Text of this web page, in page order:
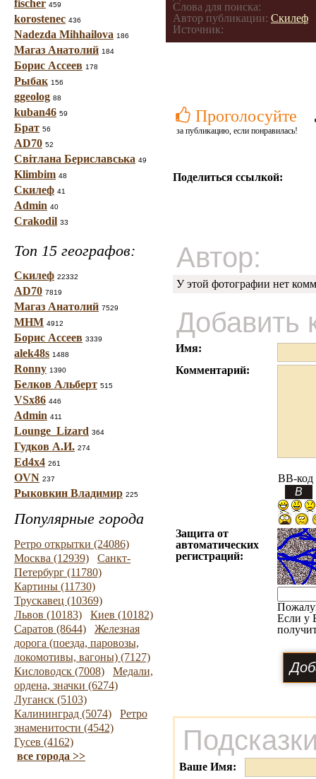
fischer 459
korostenec 436
Nadezda Mihhailova 186
Магаз Анатолий 184
Борис Ассеев 178
Рыбак 156
ggeolog 88
kuban46 59
Брат 56
AD70 52
Світлана Бериславська 49
Klimbim 48
Скилеф 41
Admin 40
Crakodil 33
Топ 15 географов:
Скилеф 22332
AD70 7819
Магаз Анатолий 7529
МНМ 4912
Борис Ассеев 3339
alek48s 1488
Ronny 1390
Белков Альберт 515
VSx86 446
Admin 411
Lounge_Lizard 364
Гудков А.И. 274
Ed4x4 261
OVN 237
Рыковкин Владимир 225
Популярные города
Ретро открытки (24086)
Москва (12939)
Санкт-
Петербург (11780)
Картины (11730)
Трускавец (10369)
Львов (10183)
Киев (10182)
Саратов (8644)
Железная
дорога (поезда, паровозы,
локомотивы, вагоны) (7127)
Кисловодск (7008)
Медали,
ордена, значки (6274)
Луганск (5103)
Калининград (5074)
Ретро
знаменитости (4542)
Гусев (4162)
все города >>
Слова для поиска:
Автор публикации: Скилеф
Источник:
Проголосуйте
за публикацию, если понравилась!
Поделиться ссылкой:
Автор:
У этой фотографии нет
Добавить
Имя:
Комментарий:
BB-код
Защита от
автоматических
регистраций:
Если у
Ваше Имя: